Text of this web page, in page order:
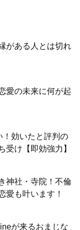
がある人とは切れ
愛の未来に何が起
効いたと評判の
受け【即効強力】
神社・寺院！不倫
愛も叶います！
が来るおまじな